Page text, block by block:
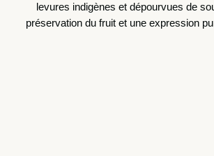
levures indigènes et dépourvues de
préservation du fruit et une expression